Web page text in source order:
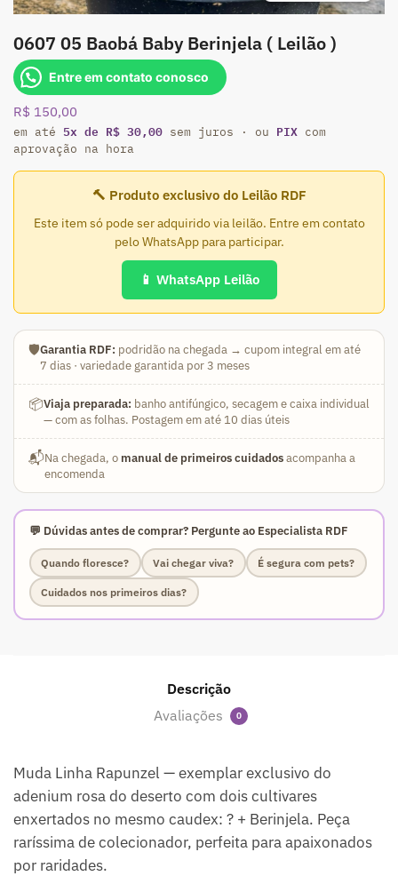
0607 05 Baobá Baby Berinjela ( Leilão )
Entre em contato conosco
R$ 150,00
em até 5x de R$ 30,00 sem juros · ou PIX com
aprovação na hora
🔨 Produto exclusivo do Leilão RDF
Este item só pode ser adquirido via leilão. Entre em contato
pelo WhatsApp para participar.
📱 WhatsApp Leilão
🛡️Garantia RDF: podridão na chegada → cupom integral em até
7 dias · variedade garantida por 3 meses
📦Viaja preparada: banho antifúngico, secagem e caixa individual
— com as folhas. Postagem em até 10 dias úteis
📬Na chegada, o manual de primeiros cuidadosacompanha a
encomenda
💬 Dúvidas antes de comprar? Pergunte ao Especialista RDF
Quando floresce? Vai chegar viva? É segura com pets?
Cuidados nos primeiros dias?
Descrição
Avaliações
0
Muda Linha Rapunzel — exemplar exclusivo do
adenium rosa do deserto com dois cultivares
enxertados no mesmo caudex: ? + Berinjela. Peça
raríssima de colecionador, perfeita para apaixonados
por raridades.